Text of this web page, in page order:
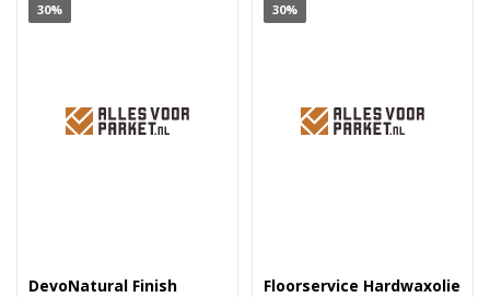
30%
DevoNatural Finish
30%
Floorservice Hardwaxolie